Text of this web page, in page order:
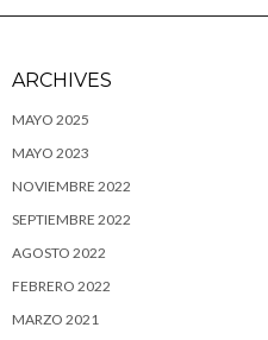
ARCHIVES
MAYO 2025
MAYO 2023
NOVIEMBRE 2022
SEPTIEMBRE 2022
AGOSTO 2022
FEBRERO 2022
MARZO 2021